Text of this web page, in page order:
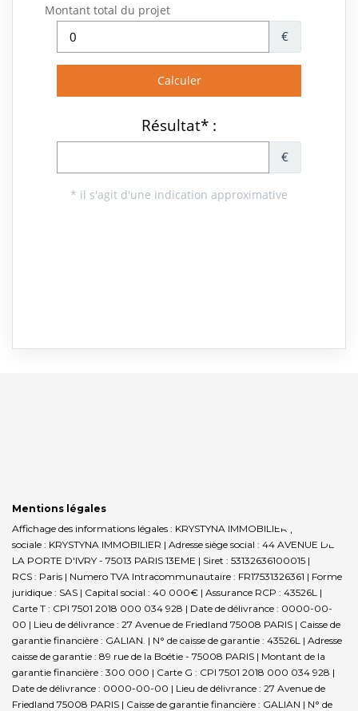
Mentions légales
Affichage des informations légales : KRYSTYNA IMMOBILIER | Raison
sociale : KRYSTYNA IMMOBILIER | Adresse siège social : 44 AVENUE DE
LA PORTE D'IVRY - 75013 PARIS 13EME | Siret : 53132636100015 |
RCS : Paris | Numero TVA Intracommunautaire : FR17531326361 | Forme
juridique : SAS | Capital social : 40 000€ | Assurance RCP : 43526L |
Carte T : CPI 7501 2018 000 034 928 | Date de délivrance : 0000-00-
00 | Lieu de délivrance : 27 Avenue de Friedland 75008 PARIS | Caisse de
garantie financière : GALIAN. | N° de caisse de garantie : 43526L | Adresse
caisse de garantie : 89 rue de la Boétie - 75008 PARIS | Montant de la
garantie financière : 300 000 | Carte G : CPI 7501 2018 000 034 928 |
Date de délivrance : 0000-00-00 | Lieu de délivrance : 27 Avenue de
Friedland 75008 PARIS | Caisse de garantie financière : GALIAN | N° de